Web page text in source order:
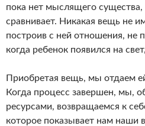
пока нет мыслящего существа,
сравнивает. Никакая вещь не
построив с ней отношения, не
когда ребенок появился на
Приобретая вещь, мы отдаем
Когда процесс завершен, мы,
ресурсами, возвращаемся к
которое показывает нам